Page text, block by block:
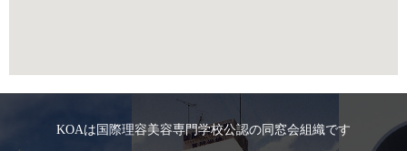
KOAは国際理容美容専門学校公認の同窓会組織です